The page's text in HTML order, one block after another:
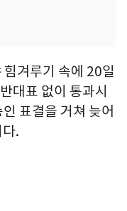
겨루기 속에 20일
대표 없이 통과시
표결을 거쳐 늦어
.